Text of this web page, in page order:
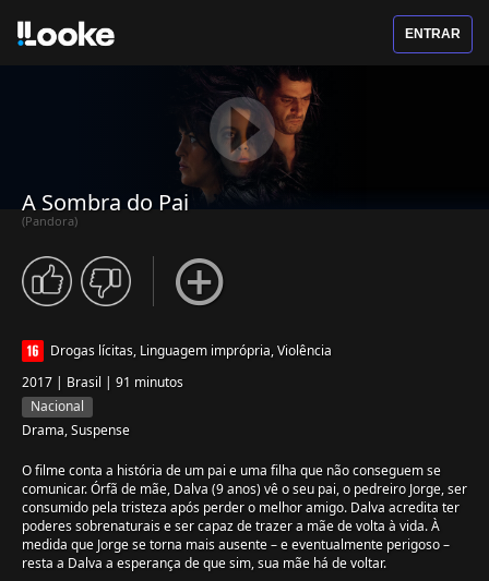
ENTRAR
A Sombra do Pai
(Pandora)
Drogas lícitas, Linguagem imprópria, Violência
2017 | Brasil | 91 minutos
Nacional
Drama, Suspense
O filme conta a história de um pai e uma filha que não conseguem se
comunicar. Órfã de mãe, Dalva (9 anos) vê o seu pai, o pedreiro Jorge, ser
consumido pela tristeza após perder o melhor amigo. Dalva acredita ter
poderes sobrenaturais e ser capaz de trazer a mãe de volta à vida. À
medida que Jorge se torna mais ausente – e eventualmente perigoso –
resta a Dalva a esperança de que sim, sua mãe há de voltar.